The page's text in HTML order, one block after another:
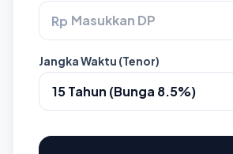
Rp
Jangka Waktu (Tenor)